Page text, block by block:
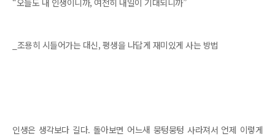
“오늘도 내 인생이니까, 여전히 내일이 기대되니까”
_조용히 시들어가는 대신, 평생을 나답게 재미있게 사는 방법
인생은 생각보다 길다. 돌아보면 어느새 뭉텅뭉텅 사라져서 언제 이렇게